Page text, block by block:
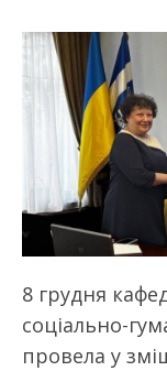
8 грудня
соціально-
провела у